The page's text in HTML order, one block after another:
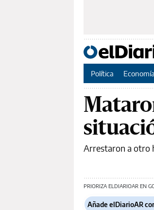
Política Economía
Arrestaron a otro
PRIORIZA ELDIARIOAR EN
Añade elDiarioAR